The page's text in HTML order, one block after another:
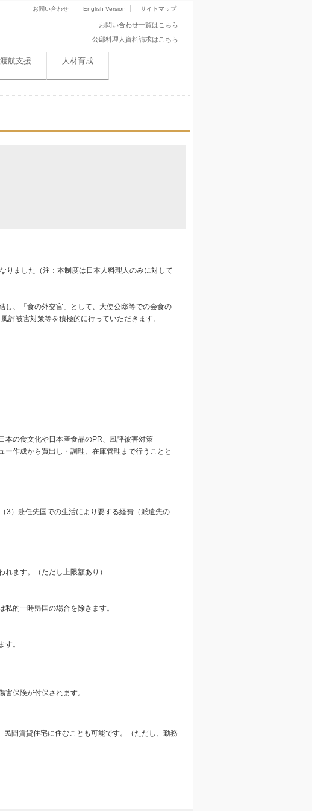
お問い合わせ一覧はこちら
公邸料理人資料請求はこちら
お問い合わせ English Version サイトマップ
航支援 人材育成
りました（注：本制度は日本人料理人のみに対して
し、「食の外交官」として、大使公邸等での会食の
評被害対策等を積極的に行っていただきます。
本の食文化や日本産食品のPR、風評被害対策
調理、在庫管理まで行うことと
3）赴任先国での生活により要する経費（派遣先の
ます。（ただし上限額あり）
的一時帰国の場合を除きます。
す。
保険が付保されます。
間賃貸住宅に住むことも可能です。（ただし、勤務